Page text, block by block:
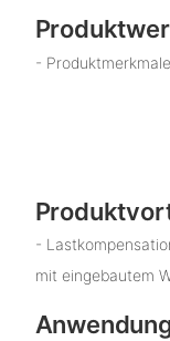
- Produktmerkmale
-
mit eingebautem